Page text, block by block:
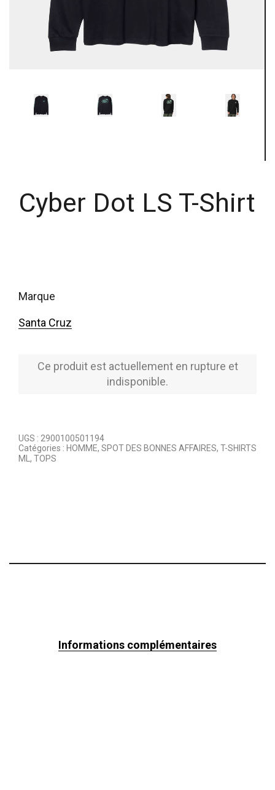
Cyber Dot LS T-Shirt
marque
Santa Cruz
Ce produit est actuellement en rupture et
indisponible.
UGS : 2900100501194
Catégories : HOMME, SPOT DES BONNES AFFAIRES, T-SHIRTS
ML , TOPS
Informations complémentaires